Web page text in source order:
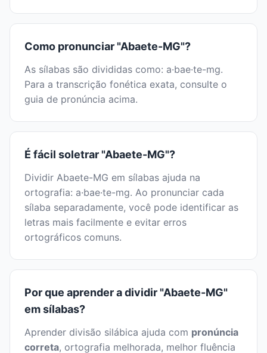
Como pronunciar "Abaete-MG"?
As sílabas são divididas como: a·bae·te-mg.
Para a transcrição fonética exata, consulte o
guia de pronúncia acima.
É fácil soletrar "Abaete-MG"?
Dividir Abaete-MG em sílabas ajuda na
ortografia: a·bae·te-mg. Ao pronunciar cada
sílaba separadamente, você pode identificar as
letras mais facilmente e evitar erros
ortográficos comuns.
Por que aprender a dividir "Abaete-MG"
em sílabas?
Aprender divisão silábica ajuda com pronúncia
correta, ortografia melhorada, melhor fluência